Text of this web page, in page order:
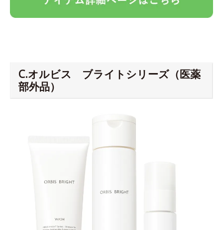
C.オルビス ブライトシリーズ（医薬
部外品）